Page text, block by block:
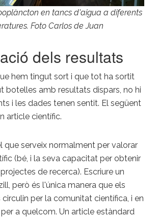
en tancs d'aigua a diferents
Foto Carlos de Juan
dels resultats
hem tingut sort i que tot ha sortit
botelles amb resultats dispars, no hi
i les dades tenen sentit. El següent
article científic.
que serveix normalment per valorar
(bé, i la seva capacitat per obtenir
de recerca). Escriure un
però és l'única manera que els
per la comunitat científica, i en
a quelcom. Un article estàndard